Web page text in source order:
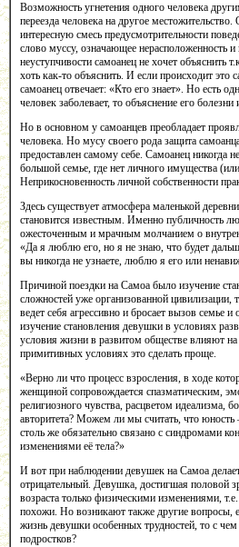
Возможность угнетения одного человека
переезда человека на другое
интересную смесь предусмотрительности
слово муссу, означающее нерасположенность
неуступчивости самоанец не хочет объяснить
хоть как-то объяснить. И если происходит это
самоанец отвечает: «Кто его знает». Но есть
человек заболевает, то объяснение его
Но в основном у самоанцев преобладает
человека. Но мусу своего рода защита
предоставлен самому себе. Самоанец никогда
большой семье, где нет личного имущества
Неприкосновенность личной собственности
Здесь существует атмосфера маленькой
становится известным. Именно публичность
ожесточенным и мрачным молчанием о
«Да я люблю его, но я не знаю, что будет
вы никогда не узнаете, люблю я его или
Причиной поездки на Самоа было изучение
сложностей уже организованной
ведет себя агрессивно и бросает вызов семье
изучение становления девушки в условиях
условия жизни в развитом обществе влияют
примитивных условиях это сделать проще.
«Верно ли что процесс взросления, в ходе
женщиной сопровождается спазматическим,
религиозного чувства, расцветом
авторитета? Можем ли мы считать, что юность
столь же обязательно связано с синдромами
изменениями её тела?»
И вот при наблюдении девушек на Самоа
отрицательный. Девушка, достигшая половой
возраста только физическими изменениями,
похожи. Но возникают также другие вопросы,
жизнь девушки особенных трудностей, то с
подростков?